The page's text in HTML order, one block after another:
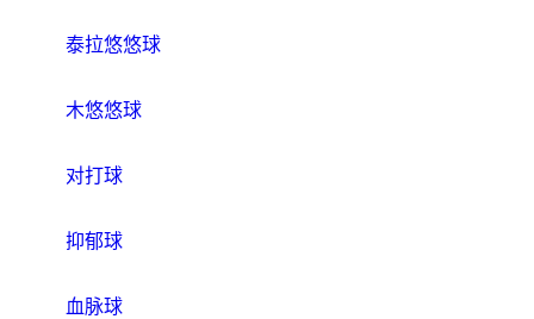
泰拉悠悠球
木悠悠球
对打球
抑郁球
血脉球